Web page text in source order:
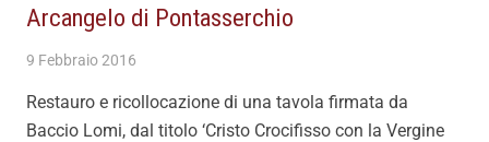
Arcangelo di Pontasserchio
9 Febbraio 2016
Restauro e ricollocazione di una tavola firmata da
Baccio Lomi, dal titolo ‘Cristo Crocifisso con la Vergine